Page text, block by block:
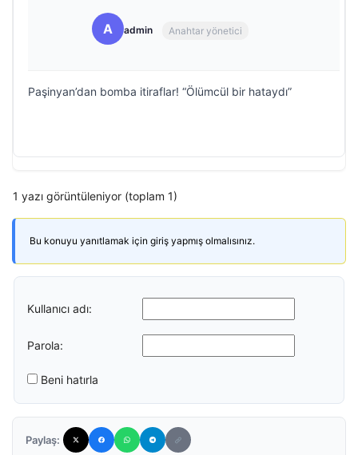
A admin Anahtar yönetici
Paşinyan’dan bomba itiraflar! “Ölümcül bir hataydı”
1 yazı görüntüleniyor (toplam 1)
Bu konuyu yanıtlamak için giriş yapmış olmalısınız.
Kullanıcı adı:
Parola:
Beni hatırla
Paylaş: